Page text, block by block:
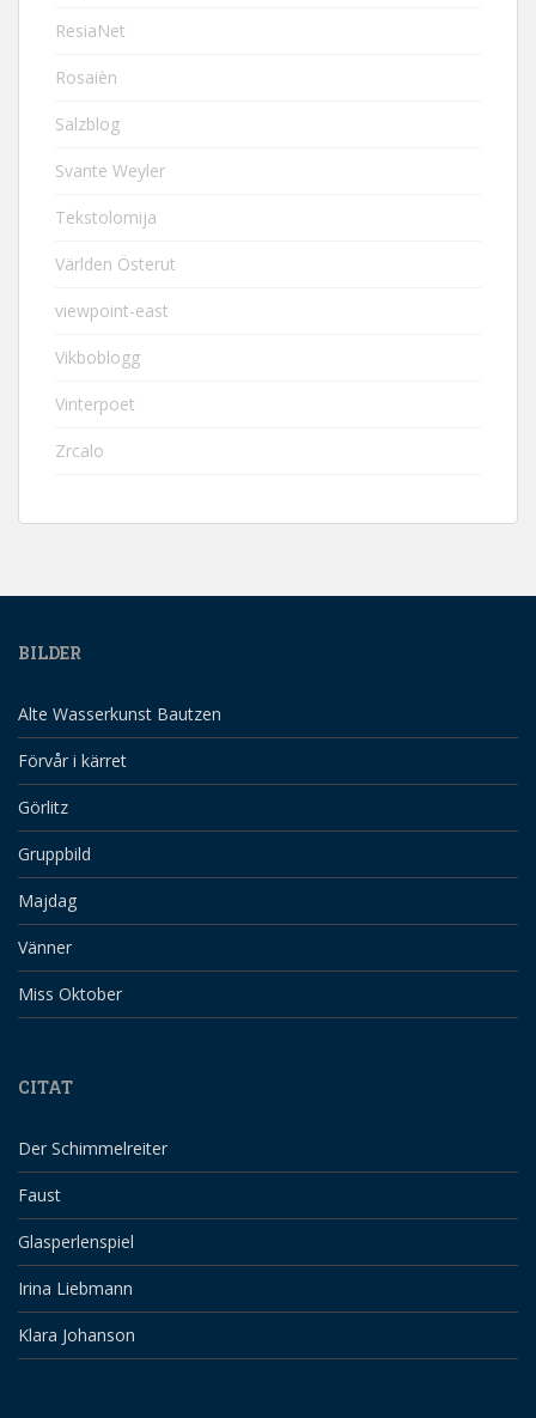
ResiaNet
Rosaièn
Salzblog
Svante Weyler
Tekstolomija
Världen Österut
viewpoint-east
Vikboblogg
Vinterpoet
Zrcalo
BILDER
Alte Wasserkunst Bautzen
Förvår i kärret
Görlitz
Gruppbild
Majdag
Vänner
Miss Oktober
CITAT
Der Schimmelreiter
Faust
Glasperlenspiel
Irina Liebmann
Klara Johanson